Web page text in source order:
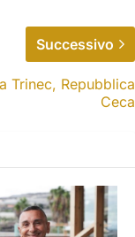
Successivo
Trinec, Repubblica
Ceca